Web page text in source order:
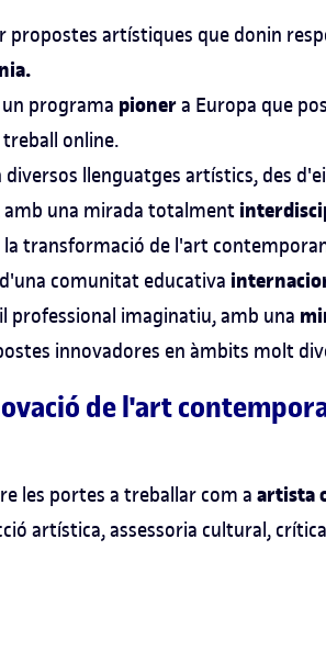
propostes artístiques que donin
programa pionera Europa que
online.
llenguatges artístics, des
amb una mirada totalment
transformació de l'art
comunitat educativa
professional imaginatiu, amb una
innovadores en àmbits molt
de l'art
les portes a treballar com a artista
artística, assessoria cultural,